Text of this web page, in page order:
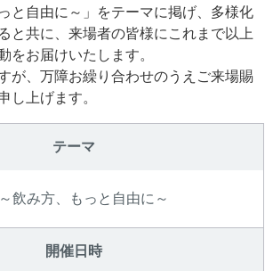
と自由に～」をテーマに掲げ、多様化
と共に、来場者の皆様にこれまで以上
をお届けいたします。
が、万障お繰り合わせのうえご来場賜
し上げます。
テーマ
飲み方、もっと自由に～
開催日時